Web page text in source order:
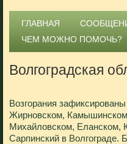
ГЛАВНАЯ
ЧЕМ МОЖНО ПОМОЧЬ?
Волгоградская
Возгорания
Жирновском,
Михайловском, Еланском,
Сарпинский в Волгограде.